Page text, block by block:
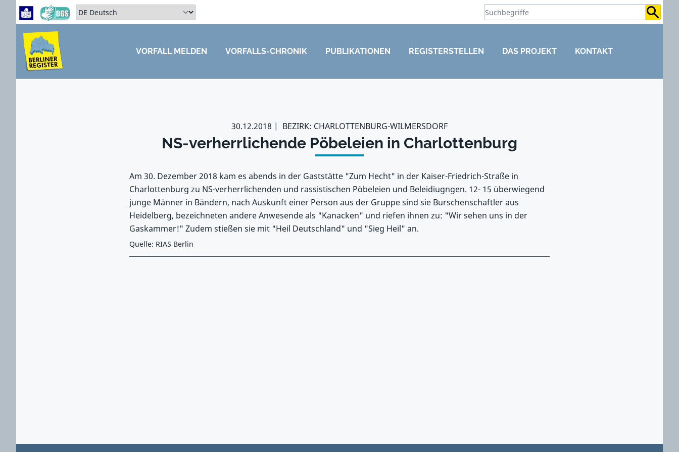
Zum Hauptbereich springen
Zum Hauptmenü springen
Sprache auswählen:
ZUM HAUPTBEREICH SPRINGEN
VORFALL MELDEN VORFALLS-CHRONIK PUBLIKATIONEN REGISTERSTELLEN DAS PROJEKT KONTAKT
30.12.2018 BEZIRK: CHARLOTTENBURG-WILMERSDORF
NS-verherrlichende Pöbeleien in Charlottenburg
Am 30. Dezember 2018 kam es abends in der Gaststätte "Zum Hecht" in der Kaiser-Friedrich-Straße in
Charlottenburg zu NS-verherrlichenden und rassistischen Pöbeleien und Beleidiugngen. 12- 15 überwiegend
junge Männer in Bändern, nach Auskunft einer Person aus der Gruppe sind sie Burschenschaftler aus
Heidelberg, bezeichneten andere Anwesende als "Kanacken" und riefen ihnen zu: "Wir sehen uns in der
Gaskammer!" Zudem stießen sie mit "Heil Deutschland" und "Sieg Heil" an.
Quelle: RIAS Berlin